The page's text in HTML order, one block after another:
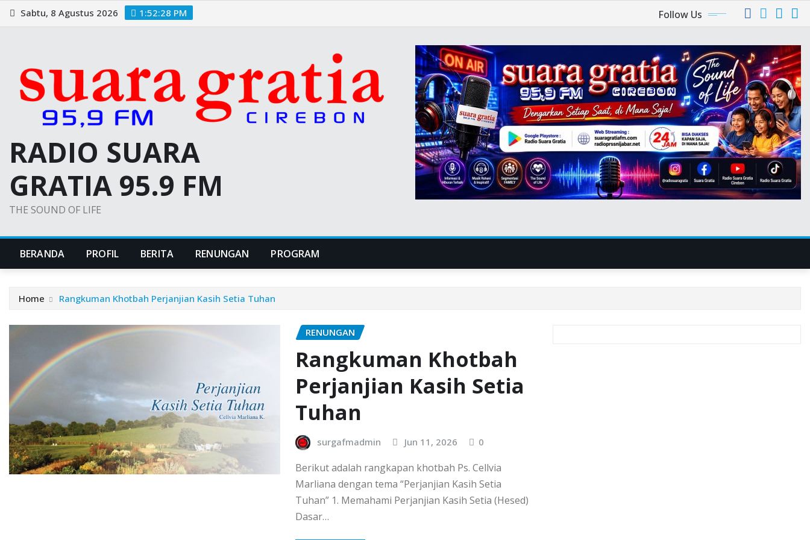
Skip
to
Sabtu, 8 Agustus 2026 1:52:29 PM Follow Us
RADIO SUARA
GRATIA 95.9 FM
THE SOUND OF LIFE
BERANDA PROFIL BERITA RENUNGAN PROGRAM
Home Rangkuman Khotbah Perjanjian Kasih Setia Tuhan
RENUNGAN
Rangkuman Khotbah
Perjanjian Kasih Setia
Tuhan
surgafmadmin Jun 11, 2026 0
Berikut adalah rangkapan khotbah Ps. Cellvia
Marliana dengan tema “Perjanjian Kasih Setia
Tuhan” 1. Memahami Perjanjian Kasih Setia (Hesed)
Dasar…